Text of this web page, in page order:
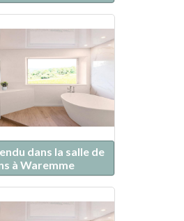
dans la salle de
à Waremme